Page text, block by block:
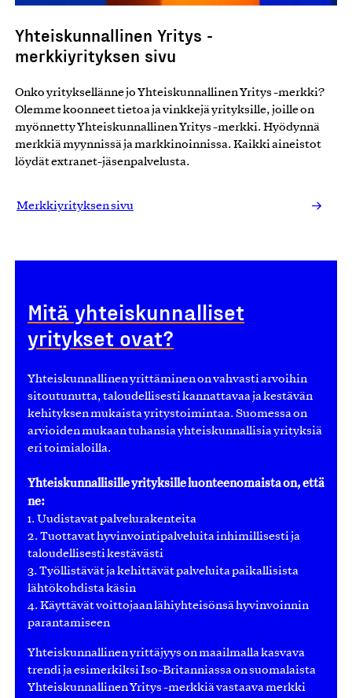
Yhteiskunnallinen Yritys -
merkkiyrityksen sivu
Onko yrityksellänne jo Yhteiskunnallinen Yritys -merkki?
Olemme koonneet tietoa ja vinkkejä yrityksille, joille on
myönnetty Yhteiskunnallinen Yritys -merkki. Hyödynnä
merkkiä myynnissä ja markkinoinnissa. Kaikki aineistot
löydät extranet-jäsenpalvelusta.
Merkkiyrityksen sivu
Mitä yhteiskunnalliset
yritykset ovat?
Yhteiskunnallinen yrittäminen on vahvasti arvoihin
sitoutunutta, taloudellisesti kannattavaa ja kestävän
kehityksen mukaista yritystoimintaa. Suomessa on
arvioiden mukaan tuhansia yhteiskunnallisia yrityksiä
eri toimialoilla.
Yhteiskunnallisille yrityksille luonteenomaista on, että
ne:
1. Uudistavat palvelurakenteita
2. Tuottavat hyvinvointipalveluita inhimillisesti ja
taloudellisesti kestävästi
3. Työllistävät ja kehittävät palveluita paikallisista
lähtökohdista käsin
4. Käyttävät voittojaan lähiyhteisönsä hyvinvoinnin
parantamiseen
Yhteiskunnallinen yrittäjyys on maailmalla kasvava
trendi ja esimerkiksi Iso-Britanniassa on suomalaista
Yhteiskunnallinen Yritys -merkkiä vastaava merkki